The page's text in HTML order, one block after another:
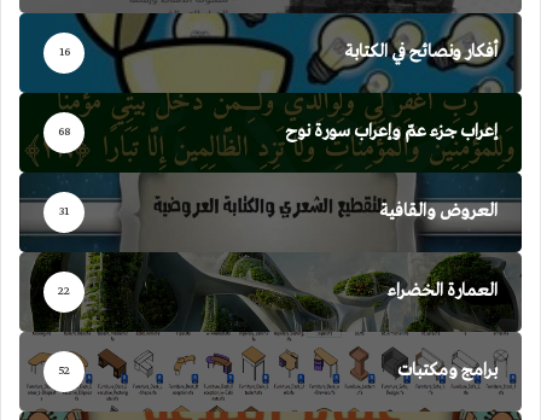
أفكار ونصائح في الكتابة 16
إعراب جزء عمّ وإعراب سورة نوح 68
العروض والقافية 31
العمارة الخضراء 22
برامج ومكتبات 52